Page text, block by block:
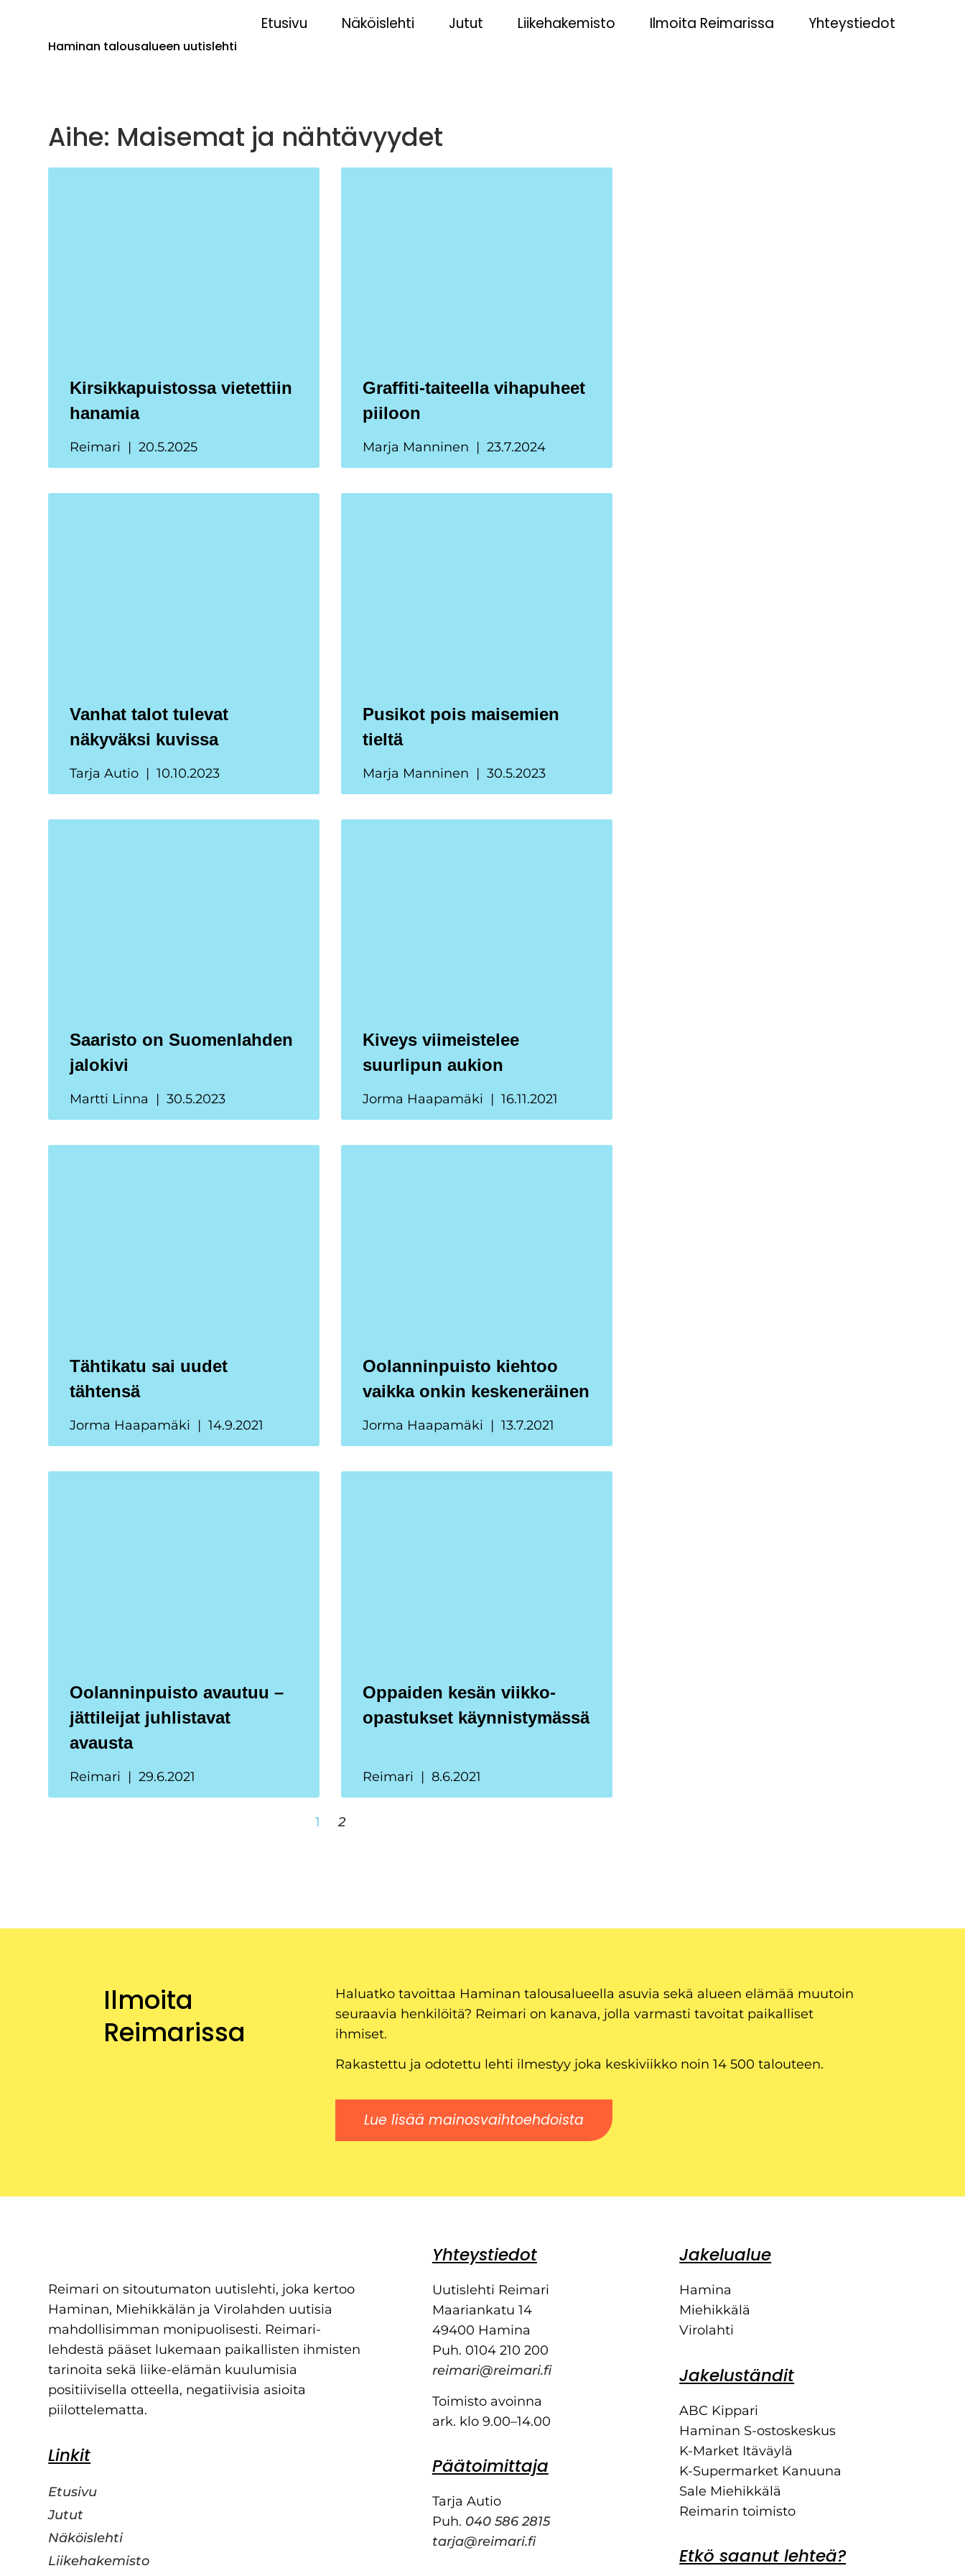
Haminan talousalueen uutislehti
Etusivu Näköislehti Jutut Liikehakemisto Ilmoita Reimarissa Yhteystiedot
Aihe: Maisemat ja nähtävyydet
Kirsikkapuistossa vietettiin
hanamia
Reimari 20.5.2025
Graffiti-taiteella vihapuheet
piiloon
Marja Manninen 23.7.2024
Vanhat talot tulevat
näkyväksi kuvissa
Tarja Autio 10.10.2023
Pusikot pois maisemien
tieltä
Marja Manninen 30.5.2023
Saaristo on Suomenlahden
jalokivi
Martti Linna 30.5.2023
Kiveys viimeistelee
suurlipun aukion
Jorma Haapamäki 16.11.2021
Tähtikatu sai uudet
tähtensä
Jorma Haapamäki 14.9.2021
Oolanninpuisto kiehtoo
vaikka onkin keskeneräinen
Jorma Haapamäki 13.7.2021
Oolanninpuisto avautuu –
jättileijat juhlistavat
avausta
Reimari 29.6.2021
Oppaiden kesän viikko-
opastukset käynnistymässä
Reimari 8.6.2021
1 2
Ilmoita
Reimarissa
Haluatko tavoittaa Haminan talousalueella asuvia sekä alueen elämää muutoin
seuraavia henkilöitä? Reimari on kanava, jolla varmasti tavoitat paikalliset
ihmiset.
Rakastettu ja odotettu lehti ilmestyy joka keskiviikko noin 14 500 talouteen.
Lue lisää mainosvaihtoehdoista
Reimari on sitoutumaton uutislehti, joka kertoo
Haminan, Miehikkälän ja Virolahden uutisia
mahdollisimman monipuolisesti. Reimari-
lehdestä pääset lukemaan paikallisten ihmisten
tarinoita sekä liike-elämän kuulumisia
positiivisella otteella, negatiivisia asioita
piilottelematta.
Linkit
Etusivu
Jutut
Näköislehti
Liikehakemisto
Yhteystiedot
Uutislehti Reimari
Maariankatu 14
49400 Hamina
Puh. 0104 210 200
reimari@reimari.fi
Toimisto avoinna
ark. klo 9.00–14.00
Päätoimittaja
Tarja Autio
Puh. 040 586 2815
tarja@reimari.fi
Jakelualue
Hamina
Miehikkälä
Virolahti
Jakeluständit
ABC Kippari
Haminan S-ostoskeskus
K-Market Itäväylä
K-Supermarket Kanuuna
Sale Miehikkälä
Reimarin toimisto
Etkö saanut lehteä?